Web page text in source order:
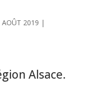
AOÛT 2019 |
Alsace.